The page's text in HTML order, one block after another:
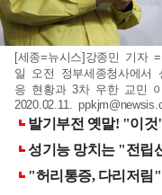
[세종=뉴시스]강종민 기자
일 오전 정부세종청사에서
응 현황과 3차 우한 교민
2020.02.11.